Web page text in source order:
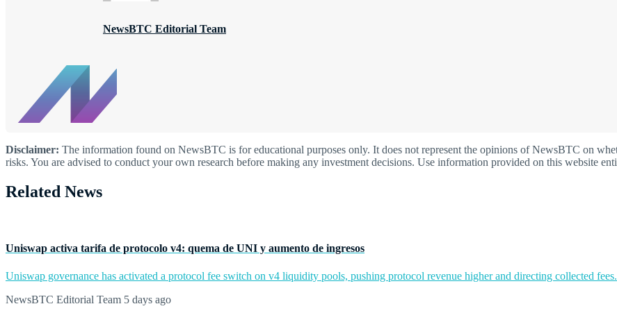
NewsBTC Editorial Team
Disclaimer: The information found on NewsBTC is for educational purposes only. It does not represent the opinions of NewsBTC on
risks. You are advised to conduct your own research before making any investment decisions. Use information provided on this website
Related News
Uniswap activa tarifa de protocolo v4: quema de UNI y aumento de ingresos
Uniswap governance has activated a protocol fee switch on v4 liquidity pools, pushing protocol revenue higher and directing collected
NewsBTC Editorial Team 5 days ago